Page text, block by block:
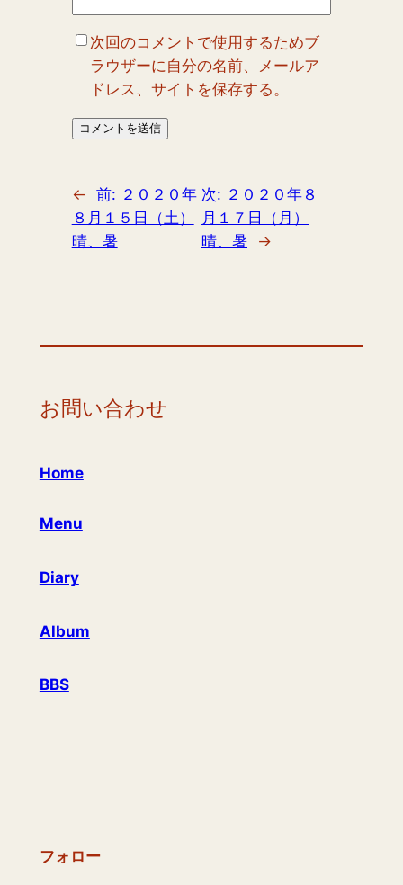
次回のコメントで使用するためブ
ラウザーに自分の名前、メールア
ドレス、サイトを保存する。
← 前: ２０２０年
８月１５日（土）
晴、暑
次: ２０２０年８
月１７日（月）
晴、暑
→
お問い合わせ
Home
Menu
Diary
Album
BBS
フォロー